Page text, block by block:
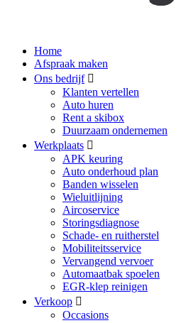
Home
Afspraak maken
Ons bedrijf
Klanten vertellen
Auto huren
Rent a skibox
Duurzaam ondernemen
Werkplaats
APK keuring
Auto onderhoud plan
Banden wisselen
Wieluitlijning
Aircoservice
Storingsdiagnose
Schade- en ruitherstel
Mobiliteitsservice
Vervangend vervoer
Automaatbak spoelen
EGR-klep reinigen
Verkoop
Occasions